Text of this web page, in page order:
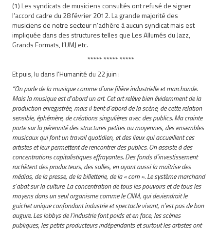
(1) Les syndicats de musiciens consultés ont refusé de signer
l’accord cadre du 28 février 2012. La grande majorité des
musiciens de notre secteur n’adhère à aucun syndicat mais est
impliquée dans des structures telles que Les Allumés du Jazz,
Grands Formats, l’UMJ etc.
***** ***** *****
Et puis, lu dans l’Humanité du 22 juin :
“On parle de la musique comme d’une filière industrielle et marchande.
Mais la musique est d’abord un art. Cet art relève bien évidemment de la
production enregistrée, mais il tient d’abord de la scène, de cette relation
sensible, éphémère, de créations singulières avec des publics. Ma crainte
porte sur la pérennité des structures petites ou moyennes, des ensembles
musicaux qui font un travail quotidien, et des lieux qui accueillent ces
artistes et leur permettent de rencontrer des publics. On assiste à des
concentrations capitalistiques effrayantes. Des fonds d’investissement
rachètent des producteurs, des salles, en ayant aussi la maîtrise des
médias, de la presse, de la billetterie, de la « com ». Le système marchand
s’abat sur la culture. La concentration de tous les pouvoirs et de tous les
moyens dans un seul organisme comme le CNM, qui deviendrait le
guichet unique confondant industrie et spectacle vivant, n’est pas de bon
augure. Les lobbys de l’industrie font poids et en face, les scènes
publiques, les petits producteurs indépendants et surtout les artistes ont